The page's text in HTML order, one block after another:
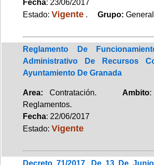
Fecha: 23/06/2017
Estado: Vigente . Grupo: General
Reglamento De
Administrativo De Recursos
Ayuntamiento De Granada
Area: Contratación. Ambito
Reglamentos.
Fecha: 22/06/2017
Estado: Vigente
Decreto 71/2017, De 13 De